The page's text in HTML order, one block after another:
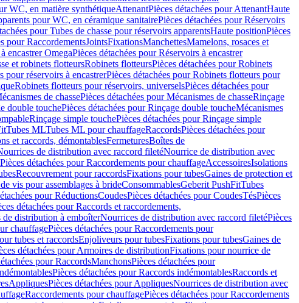
WC, en matière synthétiqueAttenantPièces détachées pour AttenantHaute
pour WC, en céramique sanitairePièces détachées pour Réservoirs
pour Tubes de chasse pour réservoirs apparentsHaute positionPièces
pour RaccordementsJointsFixationsManchettesMamelons, rosaces et
encastrer OmegaPièces détachées pour Réservoirs à encastrer
et robinets flotteursRobinets flotteursPièces détachées pour Robinets
pour réservoirs à encastrerPièces détachées pour Robinets flotteurs pour
Robinets flotteurs pour réservoirs, universelsPièces détachées pour
de chassePièces détachées pour Mécanismes de chasseRinçage
double touchePièces détachées pour Rinçage double toucheMécanismes
Rinçage simple touchePièces détachées pour Rinçage simple
Tubes MLTubes ML pour chauffageRaccordsPièces détachées pour
et raccords, démontablesFermeturesBoîtes de
de distribution avec raccord filetéNourrice de distribution avec
Pièces détachées pour Raccordements pour chauffageAccessoiresIsolations
Recouvrement pour raccordsFixations pour tubesGaines de protection et
vis pour assemblages à brideConsommablesGeberit PushFitTubes
pour RéductionsCoudesPièces détachées pour CoudesTésPièces
détachées pour Raccords et raccordements,
de distribution à emboîterNourrices de distribution avec raccord filetéPièces
chauffagePièces détachées pour Raccordements pour
tubes et raccordsEnjoliveurs pour tubesFixations pour tubesGaines de
détachées pour Armoires de distributionFixations pour nourrice de
pour RaccordsManchonsPièces détachées pour
Pièces détachées pour Raccords indémontablesRaccords et
AppliquesPièces détachées pour AppliquesNourrices de distribution avec
Raccordements pour chauffagePièces détachées pour Raccordements